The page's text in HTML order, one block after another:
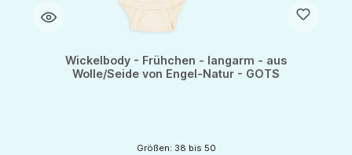
Wickelbody - Frühchen - langarm - aus
Wolle/Seide von Engel-Natur - GOTS
Größen: 38 bis 50